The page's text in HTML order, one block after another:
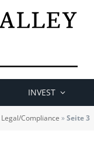
INVEST
Legal/Compliance »Seite 3